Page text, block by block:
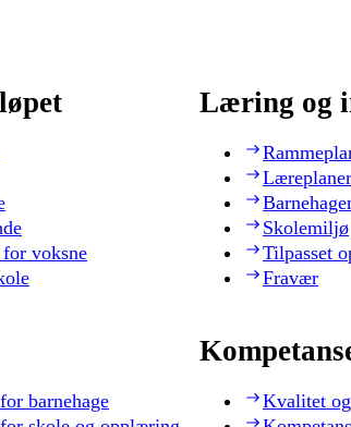
voksne
Læring og
Læreplaner
Skolemiljø
Tilpasset
Fravær
barnehage
Kvalitet